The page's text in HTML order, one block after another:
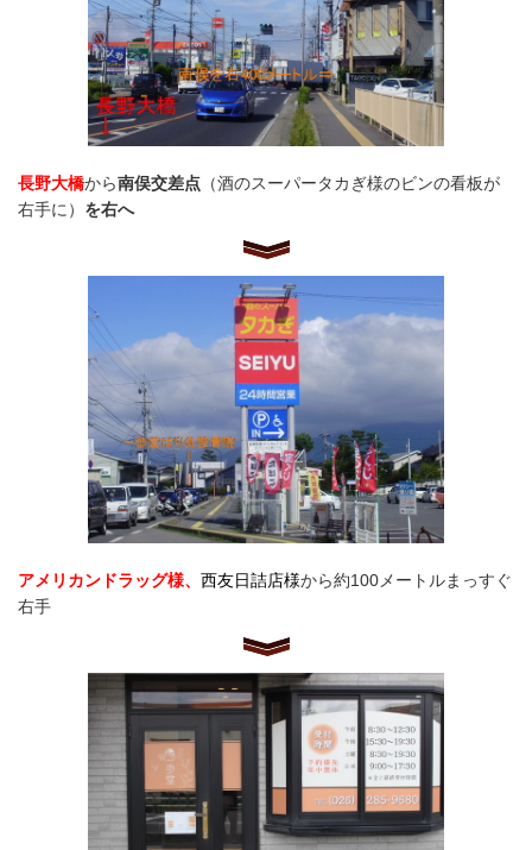
長野大橋から南俣交差点 （酒のスーパータカぎ様のビンの看板が
右手に） を右へ
アメリカンドラッグ様、 西友日詰店様から約100メートルまっすぐ
右手